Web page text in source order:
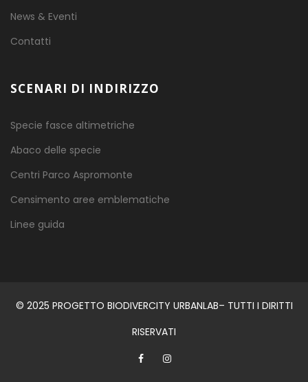
News & Eventi
Contatti
SCENARI DI INDIRIZZO
Specie fasce altimetriche
Abaco delle specie
Centri Parco Aspromonte
Censimento aree emblematiche
Linee guida
© 2025 PROGETTO BIODIVERCITY URBANLAB– TUTTI I DIRITTI
RISERVATI